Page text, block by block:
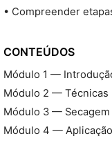
• Compreender
CONTEÚDOS
Módulo 1 —
Módulo 2 — Técnicas
Módulo 3 —
Módulo 4 —